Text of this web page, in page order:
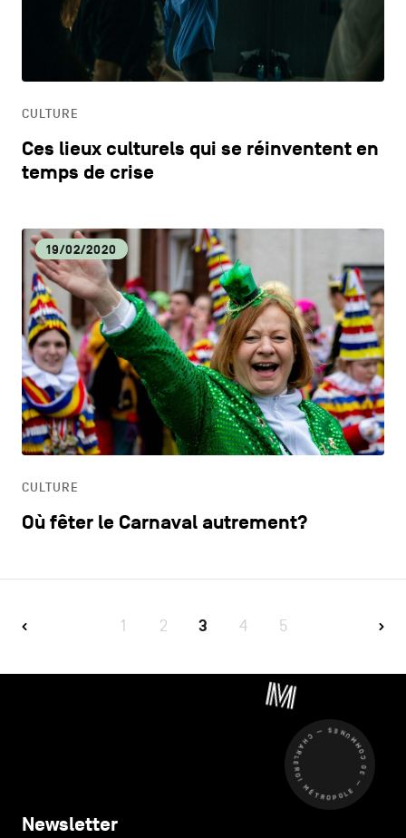
CULTURE
Ces lieux culturels qui se réinventent en
temps de crise
19/02/2020
CULTURE
Où fêter le Carnaval autrement?
1 2 3 4 5
CHARLEROI MÉTROPOLE — 30 COMMUNES —
Newsletter